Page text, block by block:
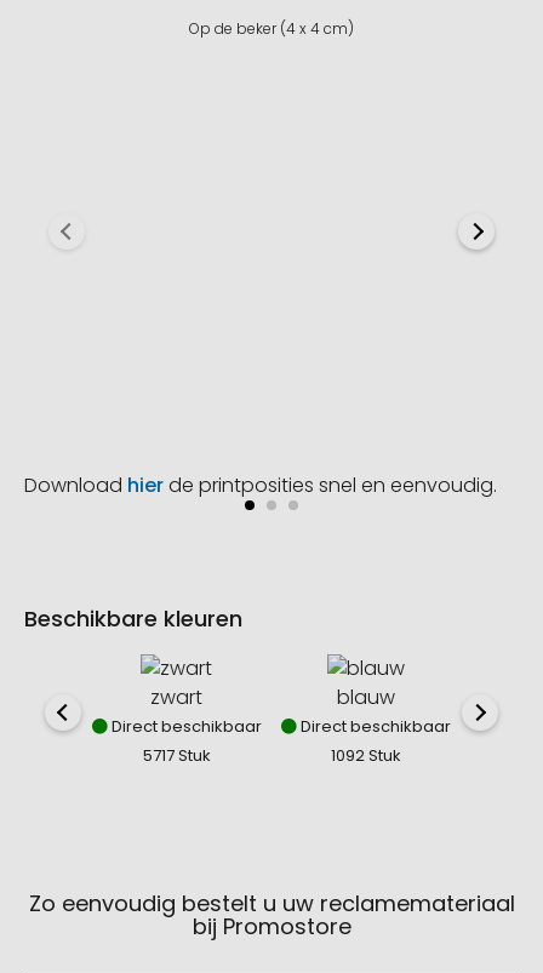
Op de beker (4 x 4 cm)
Download hierde printposities snel en eenvoudig.
Beschikbare kleuren
zwart
Direct beschikbaar
5717 Stuk
blauw
Direct beschikbaar
1092 Stuk
Direct
Zo eenvoudig bestelt u uw reclamemateriaal
bij Promostore